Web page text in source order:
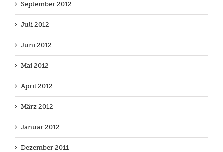
September 2012
Juli 2012
Juni 2012
Mai 2012
April 2012
März 2012
Januar 2012
Dezember 2011